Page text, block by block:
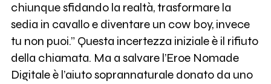
chiunque sfidando la realtà, trasformare la
sedia in cavallo e diventare un cow boy, invece
tu non puoi.” Questa incertezza iniziale è il rifiuto
della chiamata. Ma a salvare l’Eroe Nomade
Digitale è l’aiuto soprannaturale donato da uno